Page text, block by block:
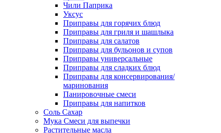
Чили Паприка
Уксус
Приправы для горячих блюд
Приправы для гриля и шашлыка
Приправы для салатов
Приправы для бульонов и супов
Приправы универсальные
Приправы для сладких блюд
Приправы для консервирования/
маринования
Панировочные смеси
Приправы для напитков
Соль Сахар
Мука Смеси для выпечки
Растительные масла